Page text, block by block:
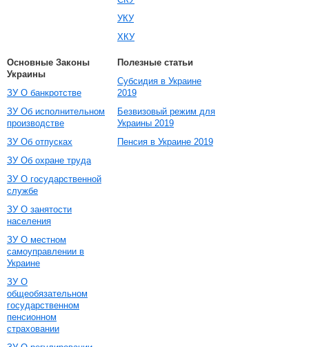
УКУ
ХКУ
Основные Законы
Украины
ЗУ О банкротстве
ЗУ Об исполнительном
производстве
ЗУ Об отпусках
ЗУ Об охране труда
ЗУ О государственной
службе
ЗУ О занятости
населения
ЗУ О местном
самоуправлении в
Украине
ЗУ О
общеобязательном
государственном
пенсионном
страховании
Полезные статьи
Субсидия в Украине
2019
Безвизовый режим для
Украины 2019
Пенсия в Украине 2019